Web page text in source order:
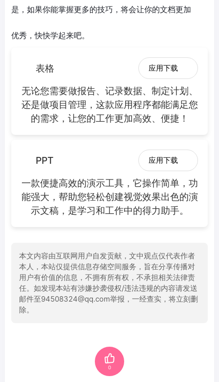
是，如果你能掌握更多的技巧，将会让你的文档更加
优秀，快快学起来吧。
表格 应用下载
无论您需要做报告、记录数据、制定计划、
还是做项目管理，这款应用程序都能满足您
的需求，让您的工作更加高效、便捷！
PPT 应用下载
一款便捷高效的演示工具，它操作简单，功
能强大，帮助您轻松创建视觉效果出色的演
示文稿，是学习和工作中的得力助手。
本文内容由互联网用户自发贡献，文中观点仅代表作者
本人，本站仅提供信息存储空间服务，旨在分享传播对
用户有价值的信息，不拥有所有权，不承担相关法律责
任。如发现本站有涉嫌抄袭侵权/违法违规的内容请发送
邮件至94508324@qq.com举报，一经查实，将立刻删
除。
0